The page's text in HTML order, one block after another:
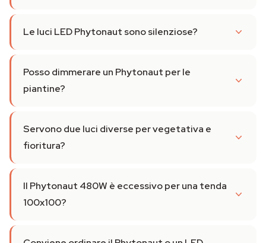
Le luci LED Phytonaut sono silenziose?
Posso dimmerare un Phytonaut per le
piantine?
Servono due luci diverse per vegetativa e
fioritura?
Il Phytonaut 480W è eccessivo per una tenda
100x100?